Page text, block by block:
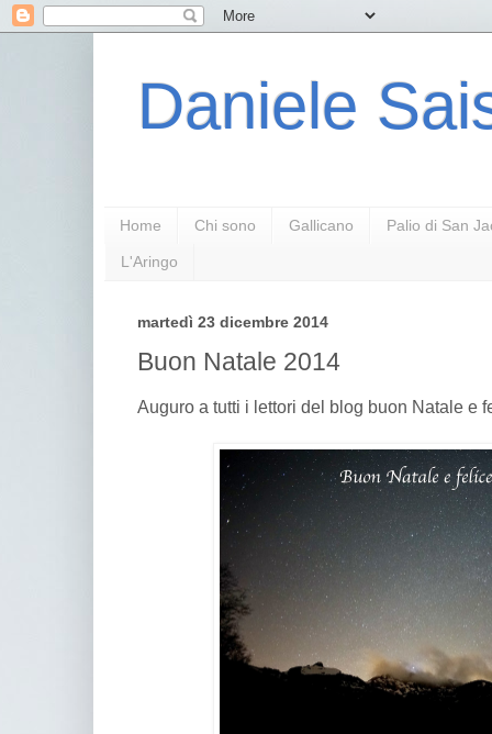
Daniele
Home Chi sono Gallicano Palio di San
L'Aringo
martedì 23 dicembre 2014
Buon Natale 2014
Auguro a tutti i lettori del blog buon Natale e